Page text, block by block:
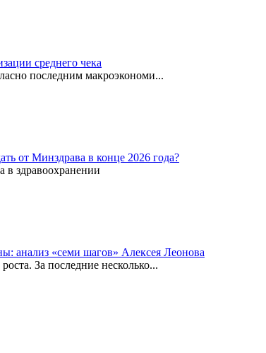
среднего чека
последним макроэкономи...
от Минздрава в конце 2026 года?
в здравоохранении
анализ «семи шагов» Алексея Леонова
За последние несколько...